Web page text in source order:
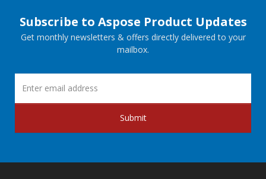
Subscribe to Aspose Product Updates
Get monthly newsletters & offers directly delivered to your
mailbox.
Submit